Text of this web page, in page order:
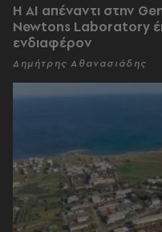
Η AI απέναντι στην
Newtons Laboratory
ενδιαφέρον
Δημήτρης Αθανασιάδης